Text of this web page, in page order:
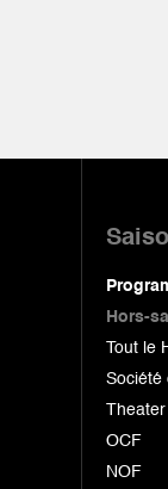
Hors-
Tout le
Société
OCF
NOF